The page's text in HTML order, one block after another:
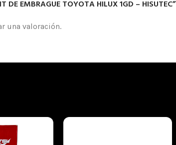
EMBRAGUE TOYOTA HILUX 1GD – HISUTEC”
una valoración.